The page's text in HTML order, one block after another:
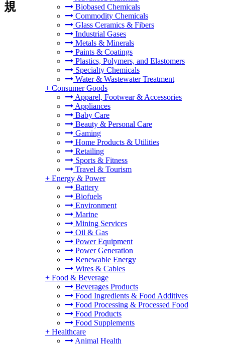
Biobased Chemicals
Commodity Chemicals
Glass Ceramics & Fibers
Industrial Gases
Metals & Minerals
Paints & Coatings
Plastics, Polymers, and Elastomers
Specialty Chemicals
Water & Wastewater Treatment
+ Consumer Goods
Apparel, Footwear & Accessories
Appliances
Baby Care
Beauty & Personal Care
Gaming
Home Products & Utilities
Retailing
Sports & Fitness
Travel & Tourism
+ Energy & Power
Battery
Biofuels
Environment
Marine
Mining Services
Oil & Gas
Power Equipment
Power Generation
Renewable Energy
Wires & Cables
+ Food & Beverage
Beverages Products
Food Ingredients & Food Additives
Food Processing & Processed Food
Food Products
Food Supplements
+ Healthcare
Animal Health
規